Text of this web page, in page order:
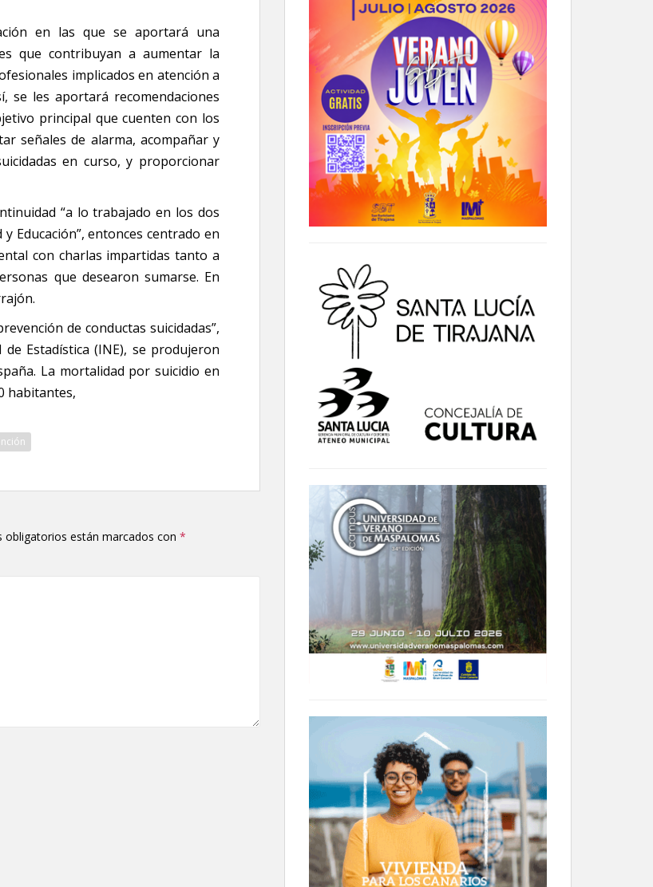
en las que se aportará una
que contribuyan a aumentar la
implicados en atención a
se les aportará recomendaciones
principal que cuenten con los
señales de alarma, acompañar y
en curso, y proporcionar
“a lo trabajado en los dos
Educación”, entonces centrado en
con charlas impartidas tanto a
que desearon sumarse. En
de conductas suicidadas”,
Estadística (INE), se produjeron
La mortalidad por suicidio en
habitantes,
obligatorios están marcados con *